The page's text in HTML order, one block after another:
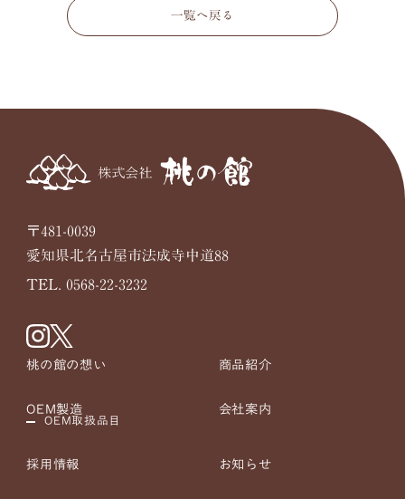
一覧へ戻る
〒481-0039
愛知県北名古屋市法成寺中道88
TEL. 0568-22-3232
桃の館の想い 商品紹介
OEM製造
OEM取扱品目
会社案内
採用情報 お知らせ